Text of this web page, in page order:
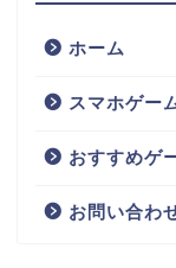
ホーム
スマホゲー
おすすめゲ
お問い合わ